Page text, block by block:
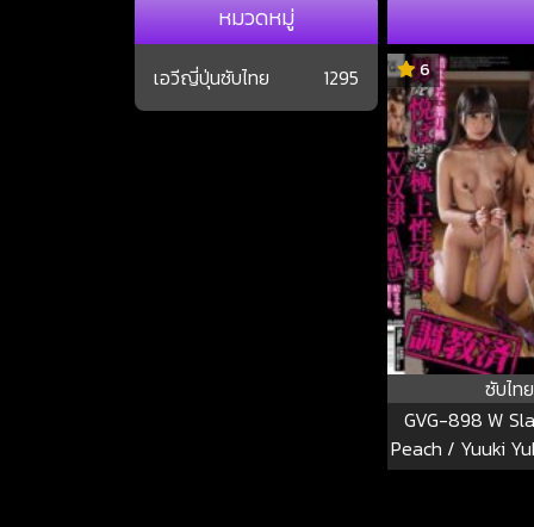
หมวดหมู่
เอวีญี่ปุ่นซับไทย 1295 6
ซับไทย
GVG-898 W
Peach / Yuuki